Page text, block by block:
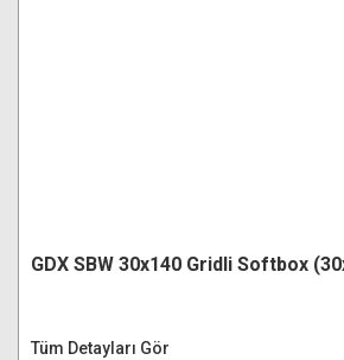
GDX SBW 30x140 Gridli Softbox
Tüm Detayları Gör